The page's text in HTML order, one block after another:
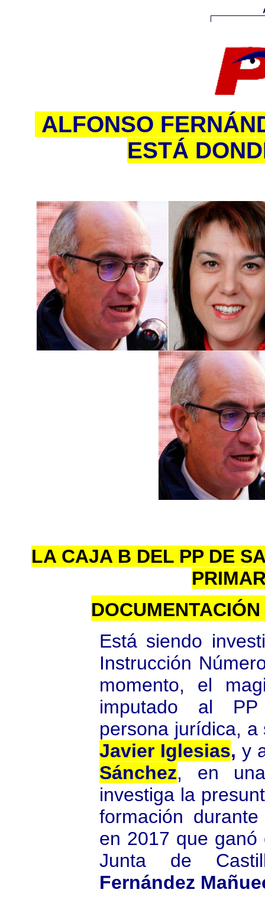
ALFONSO
ESTÁ
LA CAJA B DEL PP DE
Está siendo
Instrucción
momento, el
imputado al
persona jurídica,
Javier Iglesias, y
Sánchez, en
investiga la
formación
en 2017 que
Junta de
Fernández